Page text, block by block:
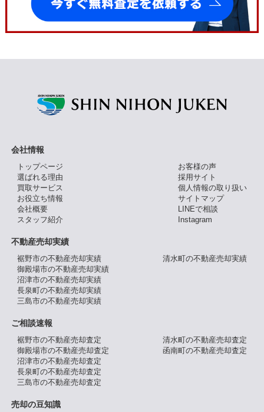
会社情報
トップページ
選ばれる理由
買取サービス
お役立ち情報
会社概要
スタッフ紹介
お客様の声
採用サイト
個人情報の取り扱い
サイトマップ
LINEで相談
Instagram
不動産売却実績
裾野市の不動産売却実績
御殿場市の不動産売却実績
沼津市の不動産売却実績
長泉町の不動産売却実績
三島市の不動産売却実績
清水町の不動産売却実績
ご相談速報
裾野市の不動産売却査定
御殿場市の不動産売却査定
沼津市の不動産売却査定
長泉町の不動産売却査定
三島市の不動産売却査定
清水町の不動産売却査定
函南町の不動産売却査定
売却の豆知識